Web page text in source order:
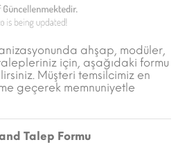
ahşap, modüler,
için, aşağıdaki formu
Müşteri temsilcimiz en
geçerek memnuniyetle
Talep Formu